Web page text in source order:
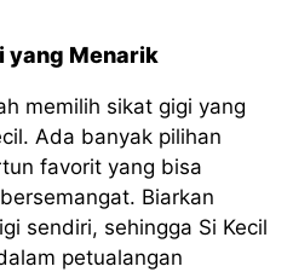
yang Menarik
memilih sikat gigi yang
Ada banyak pilihan
favorit yang bisa
Biarkan
sendiri, sehingga Si Kecil
petualangan